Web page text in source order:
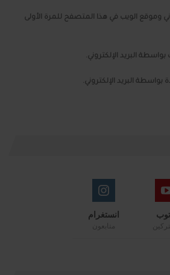
وموقع الويب في هذا المتصفح للمرة الأولى
بواسطة البريد الإلكتروني.
بواسطة البريد الإلكتروني.
انستغرام
متابعون